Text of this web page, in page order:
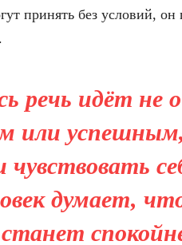
принять без условий, он
речь идёт не
или
думает,